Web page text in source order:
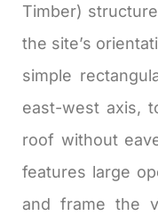
Timber)
the site’s
simple
east-west axis,
roof without
features large
and frame the